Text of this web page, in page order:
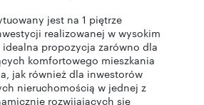
jest na 1 piętrze
realizowanej w wysokim
idealna propozycja zarówno dla
komfortowego mieszkania
jak również dla inwestorów
nieruchomością w jednej z
rozwijających się